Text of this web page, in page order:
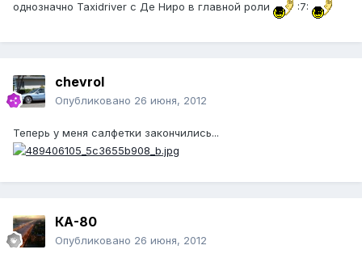
однозначно Taxidriver с Де Ниро в главной роли
:7:
chevrol
Опубликовано 26 июня, 2012
Теперь у меня салфетки закончились...
КА-80
Опубликовано 26 июня, 2012